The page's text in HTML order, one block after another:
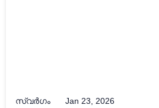
സ്വർഗം Jan 23, 2026